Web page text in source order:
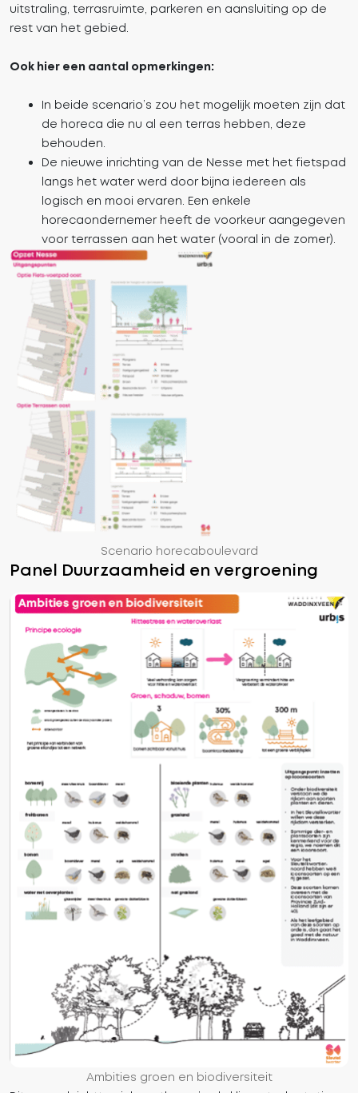
uitstraling, terrasruimte, parkeren en aansluiting op de
rest van het gebied.
Ook hier een aantal opmerkingen:
In beide scenario’s zou het mogelijk moeten zijn dat
de horeca die nu al een terras hebben, deze
behouden.
De nieuwe inrichting van de Nesse met het fietspad
langs het water werd door bijna iedereen als
logisch en mooi ervaren. Een enkele
horecaondernemer heeft de voorkeur aangegeven
voor terrassen aan het water (vooral in de zomer).
Scenario horecaboulevard
Panel Duurzaamheid en vergroening
Ambities groen en biodiversiteit